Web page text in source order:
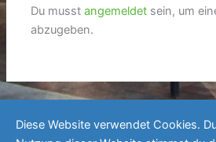
Du musstangemeldet sein, um
abzugeben.
Diese Website verwendet Cookies.